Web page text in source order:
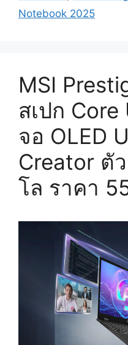
Notebook 2025
MSI
สเปก
จอ OLED
Creator ตัว
โล ราคา